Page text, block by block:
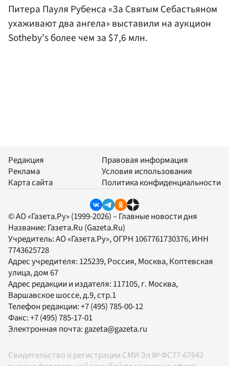
Питера Пауля Рубенса «За Святым Себастьяном
ухаживают два ангела» выставили на аукцион
Sotheby's более чем за $7,6 млн.
Редакция
Реклама
Карта сайта
Правовая информация
Условия использования
Политика конфиденциальности
© АО «Газета.Ру» (1999-2026) – Главные новости дня
Название: Газета.Ru (Gazeta.Ru)
Учредитель:АО «Газета.Ру», ОГРН 1067761730376, ИНН
7743625728
Адрес учредителя: 125239, Россия, Москва, Коптевская
улица, дом 67
Адрес редакции и издателя: 117105, г. Москва,
Варшавское шоссе, д.9, стр.1
Телефон редакции:+7 (495) 785-00-12
Факс:+7 (495) 785-17-01
Электронная почта:gazeta@gazeta.ru
Свидетельство о регистрации СМИ Эл № ФС77-67642